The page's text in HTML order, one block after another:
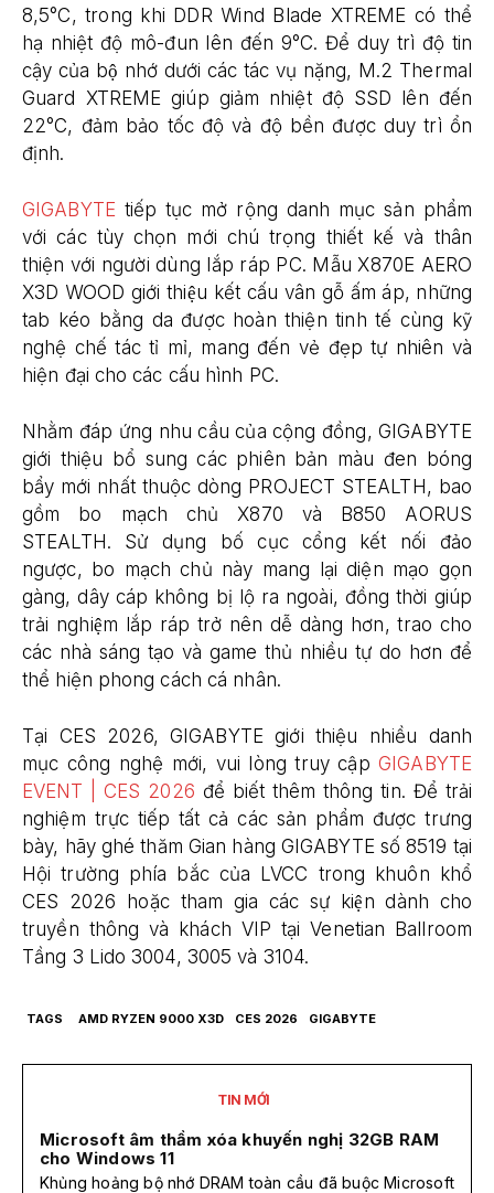
8,5°C, trong khi DDR Wind Blade XTREME có thể
hạ nhiệt độ mô-đun lên đến 9°C. Để duy trì độ tin
cậy của bộ nhớ dưới các tác vụ nặng, M.2 Thermal
Guard XTREME giúp giảm nhiệt độ SSD lên đến
22°C, đảm bảo tốc độ và độ bền được duy trì ổn
định.
GIGABYTE tiếp tục mở rộng danh mục sản phẩm
với các tùy chọn mới chú trọng thiết kế và thân
thiện với người dùng lắp ráp PC. Mẫu X870E AERO
X3D WOOD giới thiệu kết cấu vân gỗ ấm áp, những
tab kéo bằng da được hoàn thiện tinh tế cùng kỹ
nghệ chế tác tỉ mỉ, mang đến vẻ đẹp tự nhiên và
hiện đại cho các cấu hình PC.
Nhằm đáp ứng nhu cầu của cộng đồng, GIGABYTE
giới thiệu bổ sung các phiên bản màu đen bóng
bẩy mới nhất thuộc dòng PROJECT STEALTH, bao
gồm bo mạch chủ X870 và B850 AORUS
STEALTH. Sử dụng bố cục cổng kết nối đảo
ngược, bo mạch chủ này mang lại diện mạo gọn
gàng, dây cáp không bị lộ ra ngoài, đồng thời giúp
trải nghiệm lắp ráp trở nên dễ dàng hơn, trao cho
các nhà sáng tạo và game thủ nhiều tự do hơn để
thể hiện phong cách cá nhân.
Tại CES 2026, GIGABYTE giới thiệu nhiều danh
mục công nghệ mới, vui lòng truy cậpGIGABYTE
EVENT | CES 2026 để biết thêm thông tin. Để trải
nghiệm trực tiếp tất cả các sản phẩm được trưng
bày, hãy ghé thăm Gian hàng GIGABYTE số 8519 tại
Hội trường phía bắc của LVCC trong khuôn khổ
CES 2026 hoặc tham gia các sự kiện dành cho
truyền thông và khách VIP tại Venetian Ballroom
Tầng 3 Lido 3004, 3005 và 3104.
TAGS AMD RYZEN 9000 X3D CES 2026 GIGABYTE
TIN MỚI
Microsoft âm thầm xóa khuyến nghị 32GB RAM
cho Windows 11
Khủng hoảng bộ nhớ DRAM toàn cầu đã buộc Microsoft